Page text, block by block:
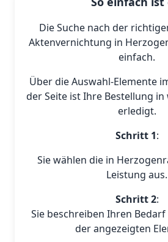
Die Suche nach der
Aktenvernichtung in
einfach.
Über die Auswahl-Elemente
der Seite ist Ihre Bestellung
erledigt.
Schritt 1:
Sie wählen die in
Leistung aus.
Schritt 2:
Sie beschreiben Ihren
der angezeigten